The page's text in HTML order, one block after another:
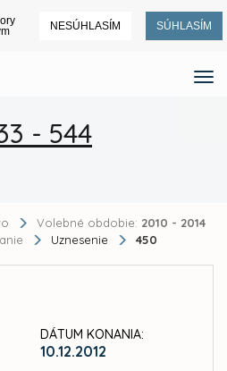
NESÚHLASÍM SÚHLASÍM
- 544
Volebné obdobie: 2010 - 2014
Uznesenie 450
DÁTUM KONANIA:
10.12.2012